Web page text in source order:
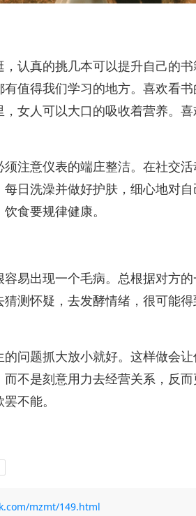
认真的挑几本可以提升自己的
值得我们学习的地方。喜欢看
女人可以大口的吸收着营养。
注意仪表的端庄整洁。在社交活
日洗澡并做好护肤，细心地对
食要规律健康。
易出现一个毛病。总根据对方
测怀疑，去发酵情绪，很可能
问题抓大放小就好。这样做会
不是刻意用力去经营关系，反
不能。
mzmt/149.html